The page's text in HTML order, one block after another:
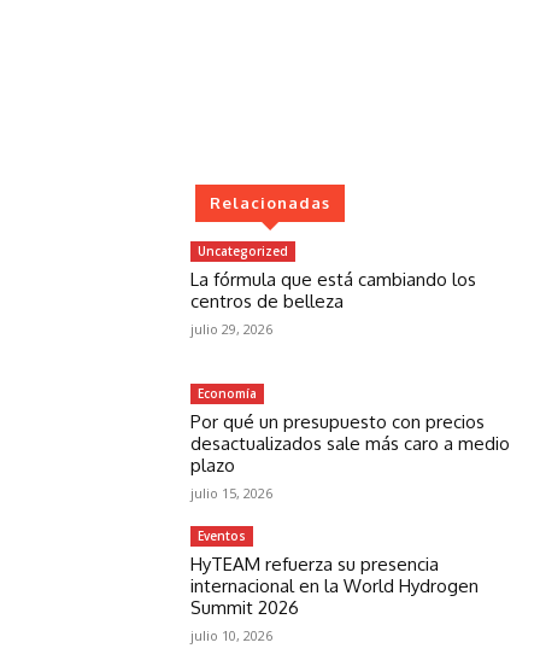
Relacionadas
Uncategorized
La fórmula que está cambiando los
centros de belleza
julio 29, 2026
Economía
Por qué un presupuesto con precios
desactualizados sale más caro a medio
plazo
julio 15, 2026
Eventos
HyTEAM refuerza su presencia
internacional en la World Hydrogen
Summit 2026
julio 10, 2026